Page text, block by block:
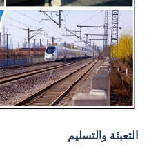
التعبئة والتسليم